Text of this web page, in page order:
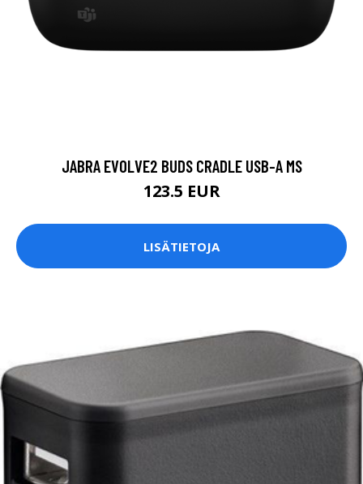
JABRA EVOLVE2 BUDS CRADLE USB-A MS
123.5 EUR
LISÄTIETOJA